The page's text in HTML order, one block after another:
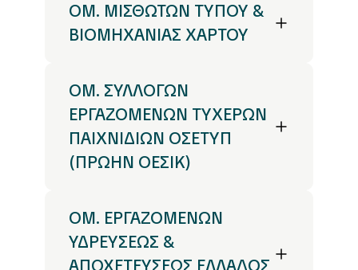
ΟΜ. ΜΙΣΘΩΤΩΝ ΤΥΠΟΥ &
ΒΙΟΜΗΧΑΝΙΑΣ ΧΑΡΤΟΥ
ΟΜ. ΣΥΛΛΟΓΩΝ
ΕΡΓΑΖΟΜΕΝΩΝ ΤΥΧΕΡΩΝ
ΠΑΙΧΝΙΔΙΩΝ ΟΣΕΤΥΠ
(ΠΡΩΗΝ ΟΕΣΙΚ)
ΟΜ. ΕΡΓΑΖΟΜΕΝΩΝ
ΥΔΡΕΥΣΕΩΣ &